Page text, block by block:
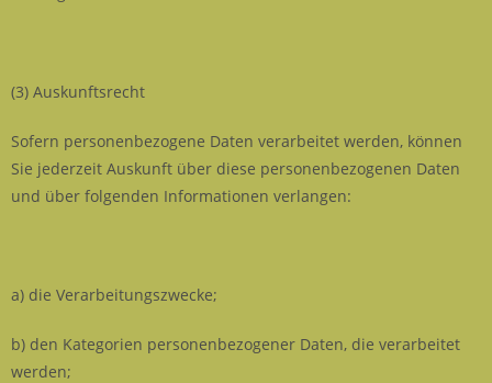
(3) Auskunftsrecht
Sofern personenbezogene Daten verarbeitet werden, können
Sie jederzeit Auskunft über diese personenbezogenen Daten
und über folgenden Informationen verlangen:
a) die Verarbeitungszwecke;
b) den Kategorien personenbezogener Daten, die verarbeitet
werden;